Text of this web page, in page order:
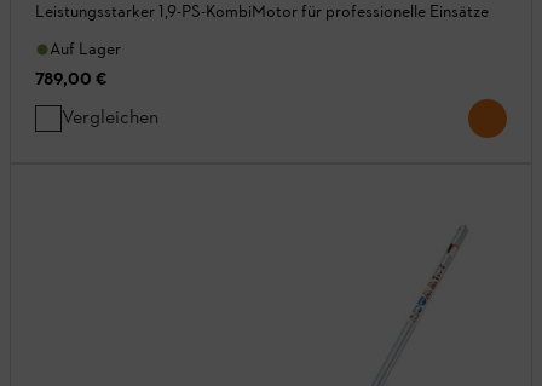
Leistungsstarker 1,9-PS-KombiMotor für professionelle Einsätze
Auf Lager
789,00 €
Vergleichen